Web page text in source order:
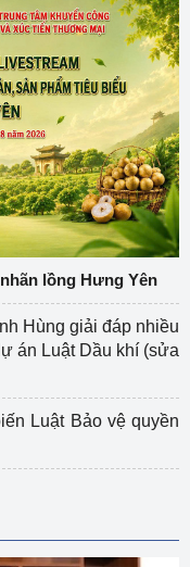
lồng Hưng Yên
Hùng giải đáp nhiều
án Luật Dầu khí (sửa
Luật Bảo vệ quyền